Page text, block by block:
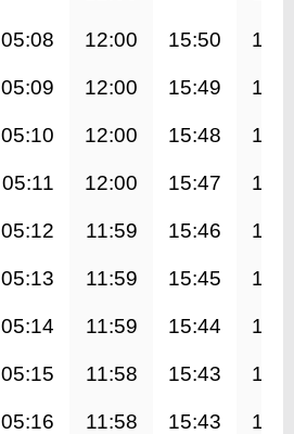
05:08 12:00 15:50
05:09 12:00 15:49
05:10 12:00 15:48
05:11 12:00 15:47
05:12 11:59 15:46
05:13 11:59 15:45
05:14 11:59 15:44
05:15 11:58 15:43
05:16 11:58 15:43